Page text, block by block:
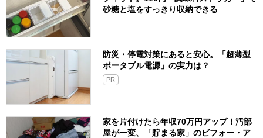
砂糖と塩をすっきり収納できる
防災・停電対策にあると安心。「超薄型
ポータブル電源」の実力は？​
PR
家を片付けたら年収70万円アップ！汚部
屋が一変、「貯まる家」のビフォー・ア